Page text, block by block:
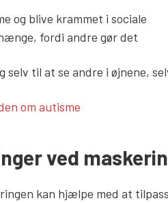
og blive krammet i sociale
fordi andre gør det
selv til at se andre i øjnene,
links
om autisme
ved
kan hjælpe med at